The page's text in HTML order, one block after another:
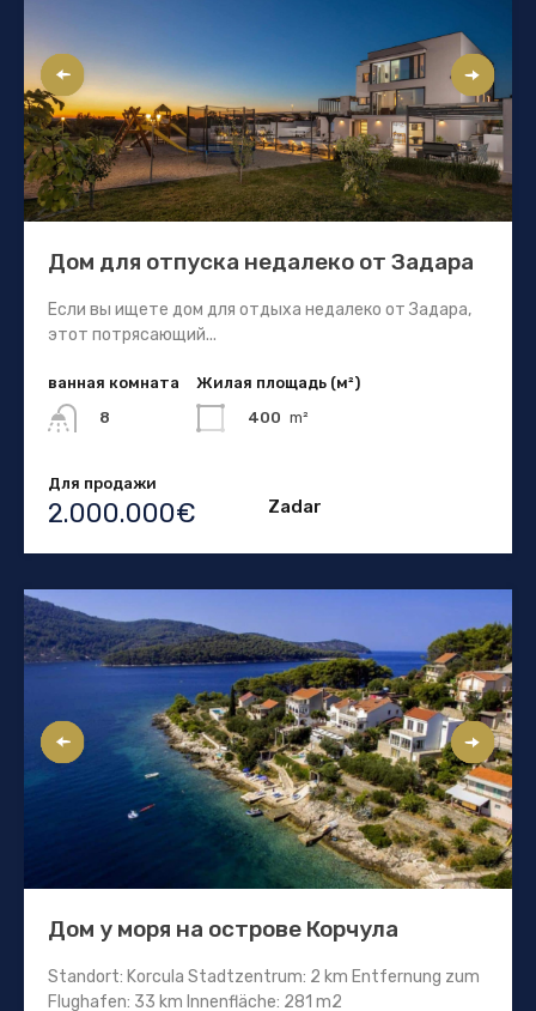
Дом для отпуска недалеко от Задара
Если вы ищете дом для отдыха недалеко от Задара,
этот потрясающий...
ванная комната
8
Жилая площадь (м²)
400 m²
Для продажи
2.000.000€ Zadar
Дом у моря на острове Корчула
Standort: Korcula Stadtzentrum: 2 km Entfernung zum
Flughafen: 33 km Innenfläche: 281 m2